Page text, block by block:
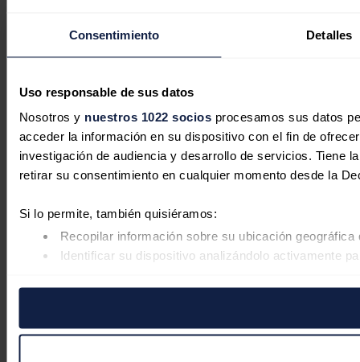
Consentimiento Detalles
Uso responsable de sus datos
Nosotros y nuestros 1022 sociosprocesamos sus datos
acceder la información en su dispositivo con el fin de
investigación de audiencia y desarrollo de servicios. Tiene
retirar su consentimiento en cualquier momento desde la
Si lo permite, también quisiéramos:
Recopilar información sobre su ubicación
Identificar su dispositivo analizándolo activamente
Las cookies de este sitio web se usan para personalizar el